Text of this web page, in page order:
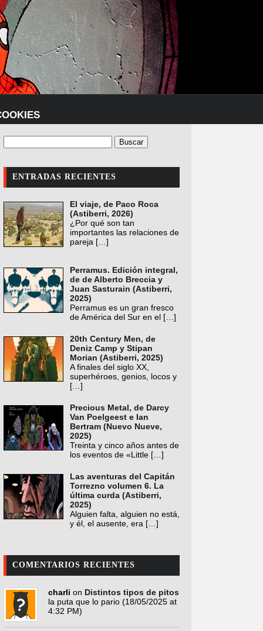
ENTRADAS RECIENTES
El viaje, de Paco Roca
(Astiberri, 2026)
¿Por qué son tan
importantes las relaciones de
pareja […]
Perramus. Edición integral,
de de Alberto Breccia y
Juan Sasturain (Astiberri,
2025)
Perramus es un gran fresco
de América del Sur en el […]
20th Century Men, de
Deniz Camp y Stipan
Morian (Astiberri, 2025)
A finales del siglo XX,
superhéroes, genios, locos y
[…]
Precious Metal, de Darcy
Van Poelgeest e Ian
Bertram (Nuevo Nueve,
2025)
Treinta y cinco años antes de
los eventos de «Little […]
Las aventuras del Capitán
Torrezno volumen 6. La
última curda (Astiberri,
2025)
Alguien falta, alguien no está,
y él, el ausente, era […]
COMENTARIOS RECIENTES
charli on Distintos tipos de pitos
la puta que lo pario (18/05/2025 at
4:32 PM)